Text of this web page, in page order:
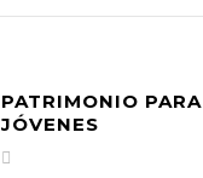
PATRIMONIO PARA
JÓVENES